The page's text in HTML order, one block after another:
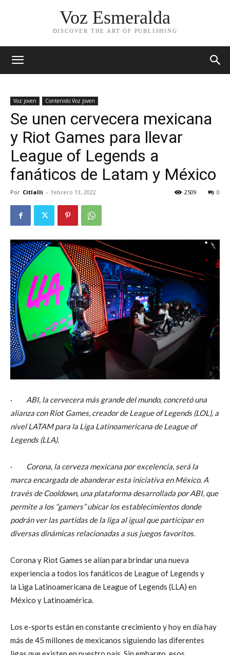
Voz Esmeralda
DISCOVER THE ART OF PUBLISHING
Voz joven Contenido Voz joven
Se unen cervecera mexicana
y Riot Games para llevar
League of Legends a
fanáticos de Latam y México
Por Citlalli - febrero 13, 2022 0
2509
· ABI, la cervecera más grande del mundo, concretó una
alianza con Riot Games, creador de League of Legends (LOL), a
nivel LATAM para la Liga Latinoamericana de League of
Legends (LLA).
· Corona, la cerveza mexicana por excelencia, será la
marca encargada de abanderar esta iniciativa en México. A
través de Cooldown, una plataforma desarrollada por ABI, que
permite a los “gamers” ubicar los establecimientos donde
podrán ver las partidas de la liga al igual que participar en
diversas dinámicas relacionadas a sus juegos favoritos.
Corona y Riot Games se alían para brindar una nueva
experiencia a todos los fanáticos de League of Legends y
la Liga Latinoamericana de League of Legends (LLA) en
México y Latinoamérica.
Los e-sports están en constante crecimiento y hoy en día hay
más de 45 millones de mexicanos siguiendo las diferentes